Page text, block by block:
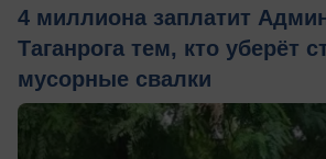
4 миллиона заплатит
Таганрога тем, кто уберёт
мусорные свалки